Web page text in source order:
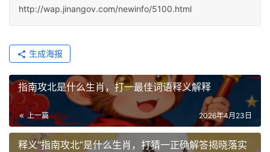
http://wap.jinangov.com/newinfo/5100.html
生成海报
指南攻北是什么生肖，打一最佳词语释义解释
上一篇 2026年4月23日
释义“指南攻北”是什么生肖，打猜一正确解答揭晓落实